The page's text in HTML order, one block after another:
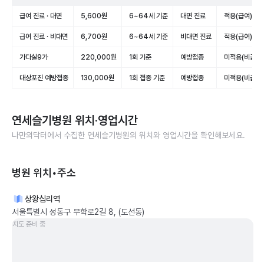
급여 진료 · 대면 5,600원 6~64세 기준 대면 진료 적용(급여)
급여 진료 · 비대면 6,700원 6~64세 기준 비대면 진료 적용(급여)
가다실9가 220,000원 1회 기준 예방접종 미적용(비급여)
대상포진 예방접종 130,000원 1회 접종 기준 예방접종 미적용(비급여)
연세슬기병원 위치·영업시간
나만의닥터에서 수집한 연세슬기병원의 위치와 영업시간을 확인해보세요.
병원 위치•주소
상왕십리역
서울특별시 성동구 무학로2길 8, (도선동)
지도 준비 중